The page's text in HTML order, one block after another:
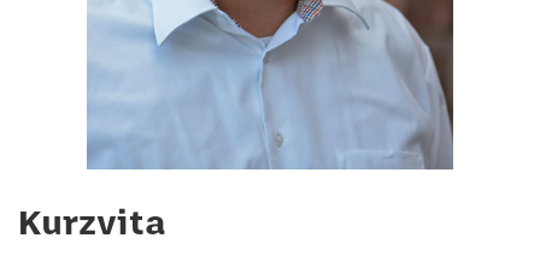
Kurzvita